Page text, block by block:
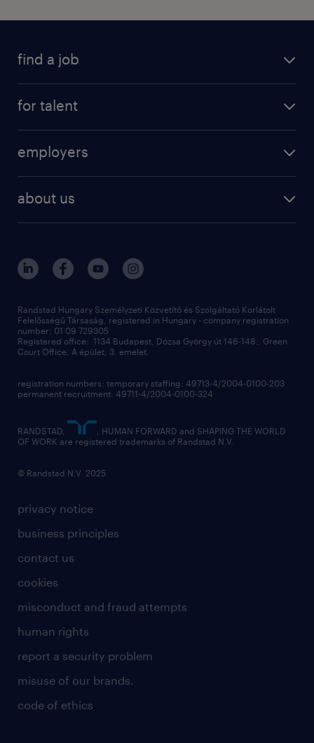
find a job
for talent
professional
contact us
employers
operational
professional
digital
contact us
about us
randstad hungary
our offices
sustainability
privacy notice
business principles
contact us
cookies
misconduct and fraud attempts
human rights
report a security problem
misuse of our brands.
code of ethics
Randstad Hungary Személyzeti Közvetítő és Szolgáltató Korlátolt
Felelősségű Társaság, registered in Hungary - company registration
number: 01 09 729305
Registered office: 1134 Budapest, Dózsa György út 146-148., Green
Court Office, A épület, 3. emelet,
registration numbers: temporary staffing: 49713-4/2004-0100-203
permanent recruitment: 49711-4/2004-0100-324
RANDSTAD,
, HUMAN FORWARD and SHAPING THE WORLD
OF WORK are registered trademarks of Randstad N.V.
© Randstad N.V. 2025